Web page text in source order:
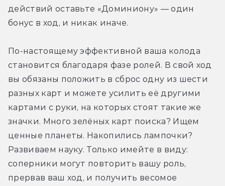
действий оставьте «Доминиону» — один
бонус в ход, и никак иначе.
По-настоящему эффективной ваша колода
становится благодаря фазе ролей. В свой ход
вы обязаны положить в сброс одну из шести
разных карт и можете усилить её другими
картами с руки, на которых стоят такие же
значки. Много зелёных карт поиска? Ищем
ценные планеты. Накопились лампочки?
Развиваем науку. Только имейте в виду:
соперники могут повторить вашу роль,
прервав ваш ход, и получить весомое